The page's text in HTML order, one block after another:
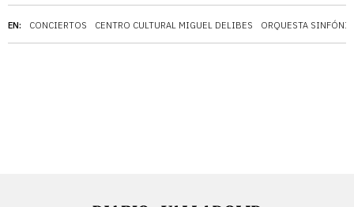
EN: CONCIERTOS CENTRO CULTURAL MIGUEL DELIBES ORQUESTA